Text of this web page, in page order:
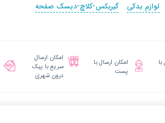
لوازم یدکی
گیربکس-کلاچ-دیسک صفحه
امکان ارسال با
پست
امکان ارسال
سریع با پیک
درون شهری